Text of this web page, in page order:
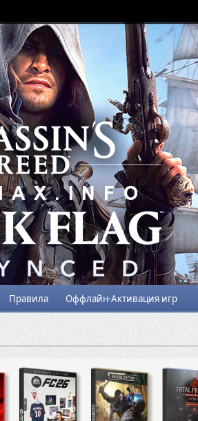
Правила Оффлайн-Активация игр